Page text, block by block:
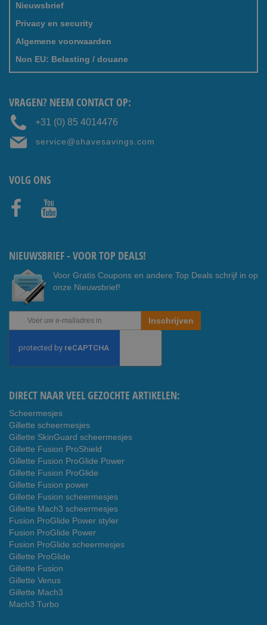
Nieuwsbrief
Privacy en security
Algemene voorwaarden
Non EU: Belasting / douane
VRAGEN? NEEM CONTACT OP:
+31 (0) 85 4014476
service@shavesavings.com
VOLG ONS
NIEUWSBRIEF - VOOR TOP DEALS!
Voor Gratis Coupons en andere Top Deals schrijf in op
onze Nieuwsbrief!
Abonneer
u
onze
nieuwsbrief
Inschrijven
DIRECT NAAR VEEL GEZOCHTE ARTIKELEN:
Scheermesjes
Gillette scheermesjes
Gillette SkinGuard scheermesjes
Gillette Fusion ProShield
Gillette Fusion ProGlide Power
Gillette Fusion ProGlide
Gillette Fusion power
Gillette Fusion scheermesjes
Gillette Mach3 scheermesjes
Fusion ProGlide Power styler
Fusion ProGlide Power
Fusion ProGlide scheermesjes
Gillette ProGlide
Gillette Fusion
Gillette Venus
Gillette Mach3
Mach3 Turbo